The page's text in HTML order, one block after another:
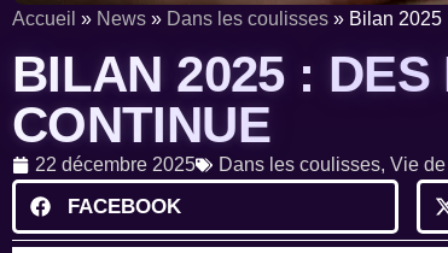
Accueil » News » Dans les coulisses » Bilan 2025
BILAN 2025 : DES
CONTINUE
22 décembre 2025 Dans les coulisses, Vie de
FACEBOOK